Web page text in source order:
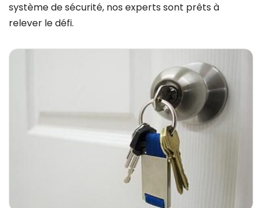
système de sécurité, nos experts sont prêts à
relever le défi.